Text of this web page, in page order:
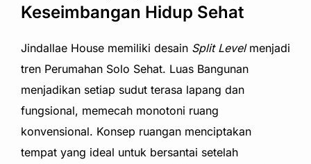
Keseimbangan Hidup Sehat
Jindallae House memiliki desain Split Levelmenjadi
tren Perumahan Solo Sehat. Luas Bangunan
menjadikan setiap sudut terasa lapang dan
fungsional, memecah monotoni ruang
konvensional. Konsep ruangan menciptakan
tempat yang ideal untuk bersantai setelah